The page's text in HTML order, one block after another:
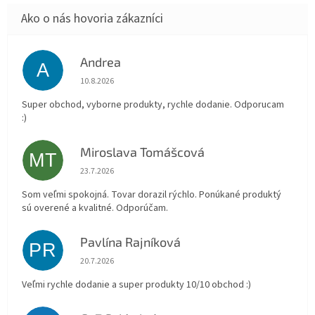
A Andrea
Hodnotenie obchodu je 5 z 5 hviezdičiek.
10.8.2026
Super obchod, vyborne produkty, rychle dodanie. Odporucam
:)
MT Miroslava Tomášcová
Hodnotenie obchodu je 5 z 5 hviezdičiek.
23.7.2026
Som veľmi spokojná. Tovar dorazil rýchlo. Ponúkané produktý
sú overené a kvalitné. Odporúčam.
PR Pavlína Rajníková
Hodnotenie obchodu je 5 z 5 hviezdičiek.
20.7.2026
Veľmi rychle dodanie a super produkty 10/10 obchod :)